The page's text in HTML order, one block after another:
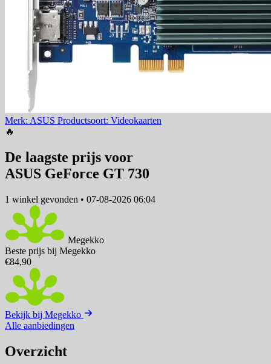
Merk: ASUS Productsoort: Videokaarten
🔥
De laagste prijs voor
ASUS GeForce GT 730
1 winkel gevonden • 07-08-2026 06:04
Megekko
Beste prijs bij Megekko
€84,90
Bekijk bij Megekko
Alle aanbiedingen
Overzicht